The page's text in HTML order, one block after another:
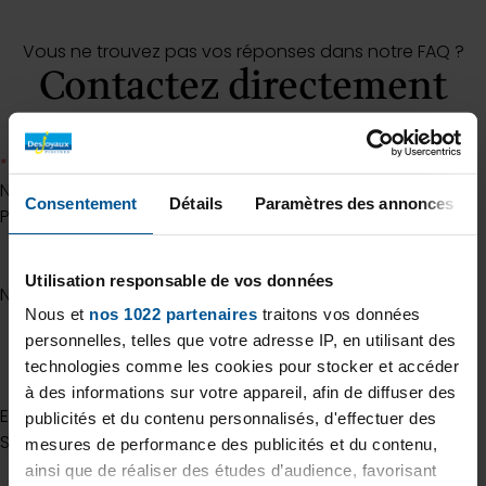
Consentement Détails Paramètres des annonces
Utilisation responsable de vos données
Nous et nos 1022 partenaires traitons vos données
personnelles, telles que votre adresse IP, en utilisant des
technologies comme les cookies pour stocker et accéder
à des informations sur votre appareil, afin de diffuser des
publicités et du contenu personnalisés, d'effectuer des
mesures de performance des publicités et du contenu,
ainsi que de réaliser des études d’audience, favorisant
Vous ne trouvez pas vos réponses dans notre FAQ ?
Contactez directement
notre Support
*
Nom
Prénom
Nom
E-mail*
Saisissez un e-mail